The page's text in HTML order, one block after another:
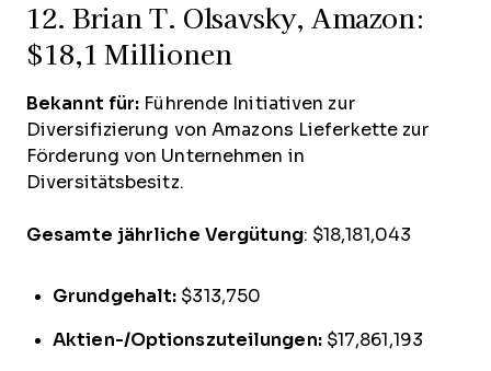
12. Brian T. Olsavsky, Amazon:
$18,1 Millionen
Bekannt für: Führende Initiativen zur
Diversifizierung von Amazons Lieferkette zur
Förderung von Unternehmen in
Diversitätsbesitz.
Gesamte jährliche Vergütung: $18,181,043
Grundgehalt: $313,750
Aktien-/Optionszuteilungen: $17,861,193